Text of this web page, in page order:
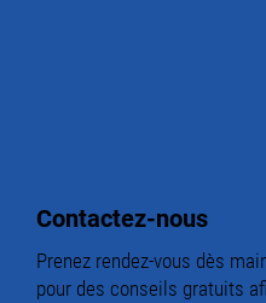
Contactez-nous
Prenez rendez-vous dès
pour des conseils gratuits